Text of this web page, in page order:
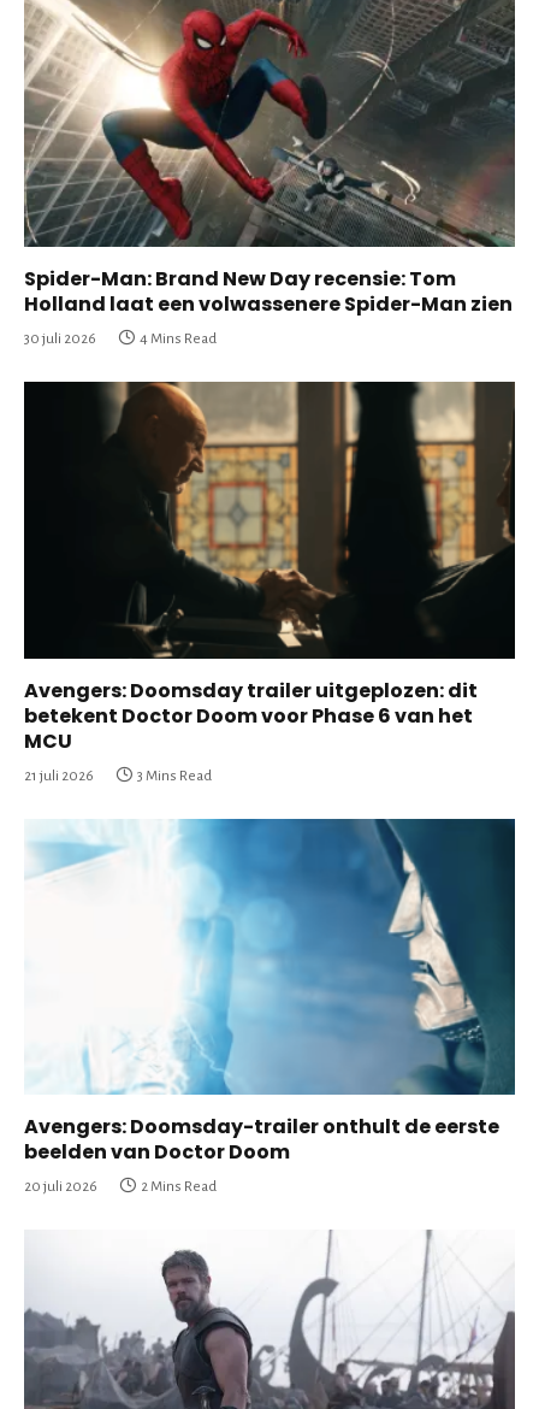
Spider-Man: Brand New Day recensie: Tom
Holland laat een volwassenere Spider-Man zien
30 juli 2026 4 Mins Read
Avengers: Doomsday trailer uitgeplozen: dit
betekent Doctor Doom voor Phase 6 van het
MCU
21 juli 2026 3 Mins Read
Avengers: Doomsday-trailer onthult de eerste
beelden van Doctor Doom
20 juli 2026 2 Mins Read